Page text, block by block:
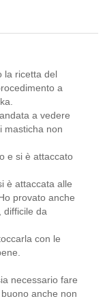
la ricetta del
a
a vedere
masticha non
e si è attaccato
è attaccata alle
provato anche
difficile da
con le
necessario fare
anche non